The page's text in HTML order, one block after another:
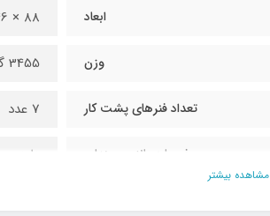
ابعاد ۸8 × ۴6 × ۵۳ سانت
وزن 3455 گرم
تعداد فنرهای پشت کار 7 عدد
فوم لبه بالایی صندلی دارد
مشاهده بیشتر